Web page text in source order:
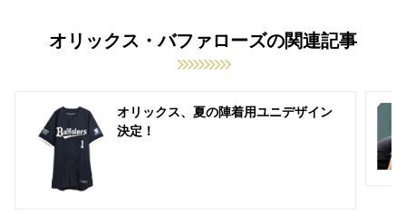
オリックス・バファローズの関連記事
オリックス、夏の陣着用ユニデザイン
決定！